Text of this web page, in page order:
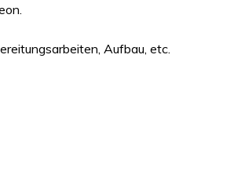
Aufbau, etc.